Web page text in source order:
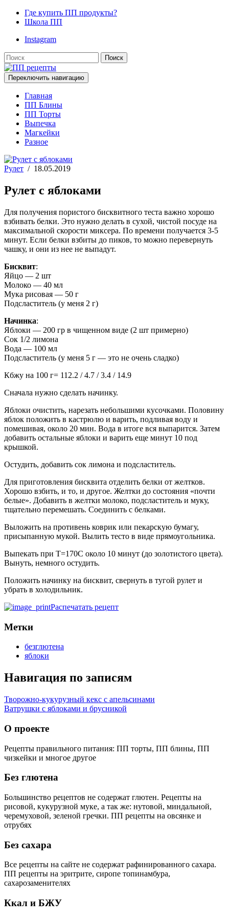
Где купить ПП продукты?
Школа ПП
Instagram
Поиск
Переключить навигацию
Главная
ПП Блины
ПП Торты
Выпечка
Магкейки
Разное
Рулет / 18.05.2019
Рулет с яблоками
Для получения пористого бисквитного теста важно хорошо
взбивать белки. Это нужно делать в сухой, чистой посуде на
максимальной скорости миксера. По времени получается 3-5
минут. Если белки взбиты до пиков, то можно перевернуть
чашку, и они из нее не выпадут.
Бисквит:
Яйцо — 2 шт
Молоко — 40 мл
Мука рисовая — 50 г
Подсластитель (у меня 2 г)
Начинка:
Яблоки — 200 гр в чищенном виде (2 шт примерно)
Сок 1/2 лимона
Вода — 100 мл
Подсластитель (у меня 5 г — это не очень сладко)
Кбжу на 100 г= 112.2 / 4.7 / 3.4 / 14.9
Сначала нужно сделать начинку.
Яблоки очистить, нарезать небольшими кусочками. Половину
яблок положить в кастрюлю и варить, подливая воду и
помешивая, около 20 мин. Вода в итоге вся выпарится. Затем
добавить остальные яблоки и варить еще минут 10 под
крышкой.
Остудить, добавить сок лимона и подсластитель.
Для приготовления бисквита отделить белки от желтков.
Хорошо взбить, и то, и другое. Желтки до состояния «почти
белые». Добавить в желтки молоко, подсластитель и муку,
тщательно перемешать. Соединить с белками.
Выложить на противень коврик или пекарскую бумагу,
присыпанную мукой. Вылить тесто в виде прямоугольника.
Выпекать при Т=170С около 10 минут (до золотистого цвета).
Вынуть, немного остудить.
Положить начинку на бисквит, свернуть в тугой рулет и
убрать в холодильник.
Распечатать рецепт
Метки
безглютена
яблоки
Навигация по записям
Творожно-кукурузный кекс с апельсинами
Ватрушки с яблоками и брусникой
О проекте
Рецепты правильного питания: ПП торты, ПП блины, ПП
чизкейки и многое другое
Без глютена
Большинство рецептов не содержат глютен. Рецепты на
рисовой, кукурузной муке, а так же: нутовой, миндальной,
черемуховой, зеленой гречки. ПП рецепты на овсянке и
отрубях
Без сахара
Все рецепты на сайте не содержат рафинированного сахара.
ПП рецепты на эритрите, сиропе топинамбура,
сахарозаменителях
Ккал и БЖУ